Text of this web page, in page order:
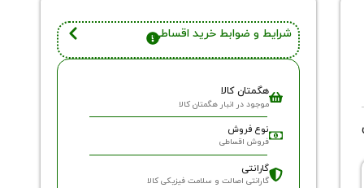
شرایط و ضوابط خرید اقساطی
هگمتان کالا
موجود در انبار هگمتان کالا
نوع فروش
فروش اقساطی
گارانتی
گارانتی اصالت و سلامت فیزیکی کالا